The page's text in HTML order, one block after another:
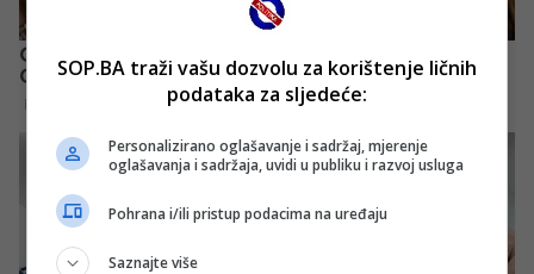
SOP.BA traži vašu dozvolu za korištenje ličnih
podataka za sljedeće:
Personalizirano oglašavanje i sadržaj, mjerenje
oglašavanja i sadržaja, uvidi u publiku i razvoj usluga
Pohrana i/ili pristup podacima na uređaju
Saznajte više